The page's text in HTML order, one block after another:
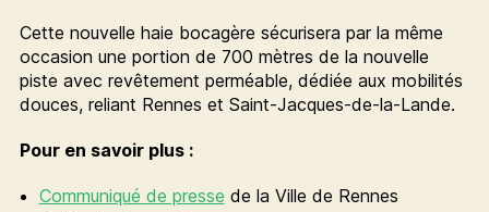
Cette nouvelle haie bocagère sécurisera par la même
occasion une portion de 700 mètres de la nouvelle
piste avec revêtement perméable, dédiée aux mobilités
douces, reliant Rennes et Saint-Jacques-de-la-Lande.
Pour en savoir plus :
Communiqué de presse de la Ville de Rennes